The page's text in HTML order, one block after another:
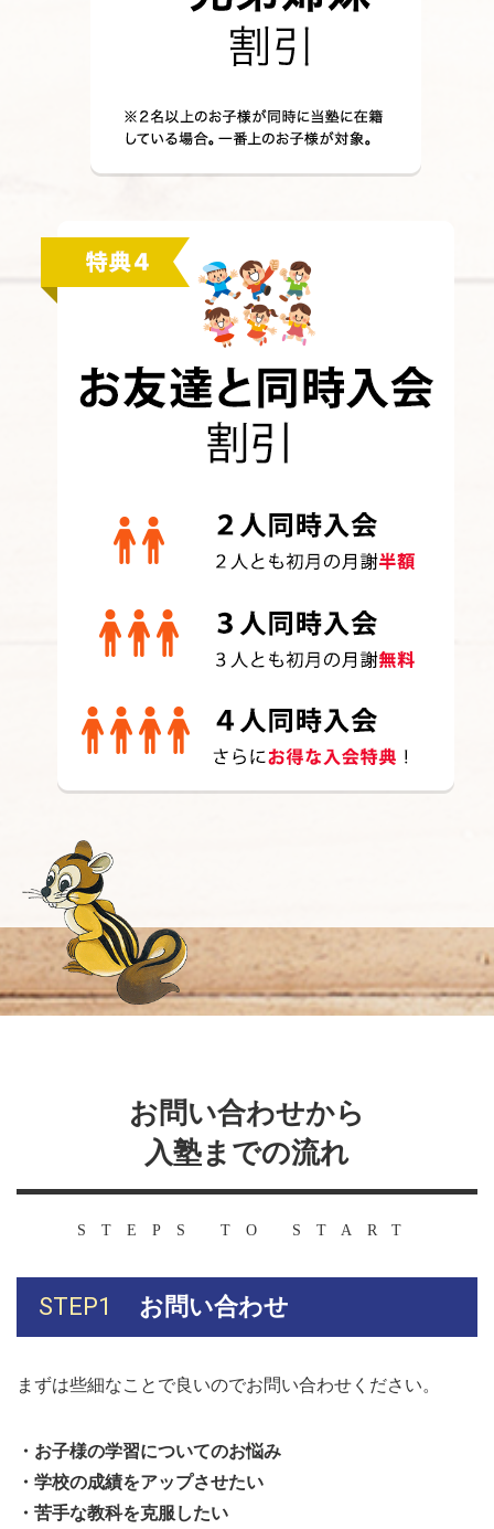
お問い合わせから
入塾までの流れ
STEPS TO START
STEP1 お問い合わせ
まずは些細なことで良いのでお問い合わせください。
・お子様の学習についてのお悩み
・学校の成績をアップさせたい
・苦手な教科を克服したい